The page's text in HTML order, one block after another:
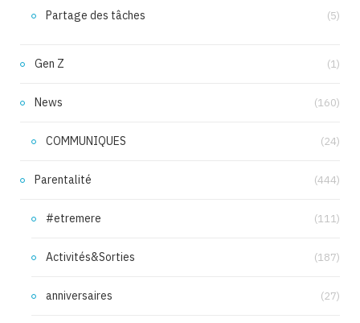
Partage des tâches (5)
Gen Z (1)
News (160)
COMMUNIQUES (24)
Parentalité (444)
#etremere (111)
Activités&Sorties (187)
anniversaires (27)